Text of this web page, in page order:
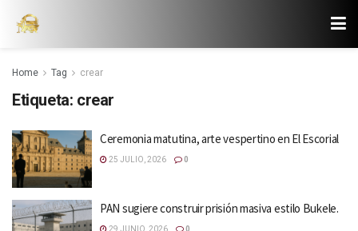
Home Tag crear
Etiqueta: crear
Ceremonia matutina, arte vespertino en El Escorial
25 JULIO, 2026 0
PAN sugiere construir prisión masiva estilo Bukele.
29 JUNIO, 2026 0